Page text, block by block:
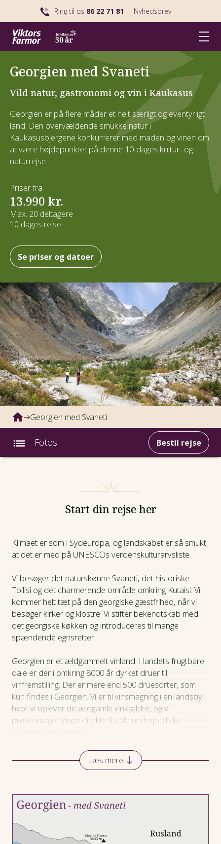
Ring til os 86 22 71 81 Nyhedsbrev
Georgien med Svaneti
Vild natur, gastronomi og vin i Kaukasus
Georgien er på flere måder et helt særligt og eventyrligt
land. Den overvældende smukke natur i
Kaukasusbjergene konkurrerer med maden og vinen om
at være højdepunktet på denne 10-dages kultur- og
naturrejse.
Priser fra
13.990 kr.
Max. 20 deltagere
10 dages rejse
Se priser og datoer
Georgien med Svaneti
Fotos Bestil rejse
Prisinfo
Dagsprogram
Hotel
Praktiske oplysninger
Start din rejse her
Klimaet er som i Sydeuropa, og landskabet er så smukt,
at det er med på UNESCOs verdenskulturarvsliste.
Vi besøger det naturskønne Svaneti, det historiske
Tbilisi og det charmerende område omkring Kutaisi. Vi
kommer helt tæt på den georgiske gæstfrihed, når vi
besøger kirker og klostre. Vi stifter bekendtskab med
det georgiske køkken og introduceres til mange
spændende egnsretter.
Georgien er et ældgammelt vinland. I landets frugtbare
dale er der i omkring 8000 år dyrket druer til
vinfremstilling. Der er mere end 500 druesorter, som
kun findes i Georgien. Vi er til vinsmagning i en landsby,
hvor vi oplever de ældgamle vinkældre, og vi
prøvesmager vinen direkte fra de underjordiske
Rejsen starter i Tbilisi, hvor vi får et indtryk af den gamle
bydel med bl.a. Sioni Katedralen. Den georgiske kirke
Enestående natur byder os velkommen i Svaneti
provinsen i det nordvestlige Georgien.
Læs mere